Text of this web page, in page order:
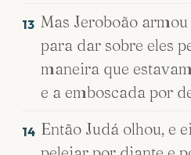
13 Mas Jeroboão
para dar sobre eles
maneira que
e a emboscada por
14 Então Judá olhou, e